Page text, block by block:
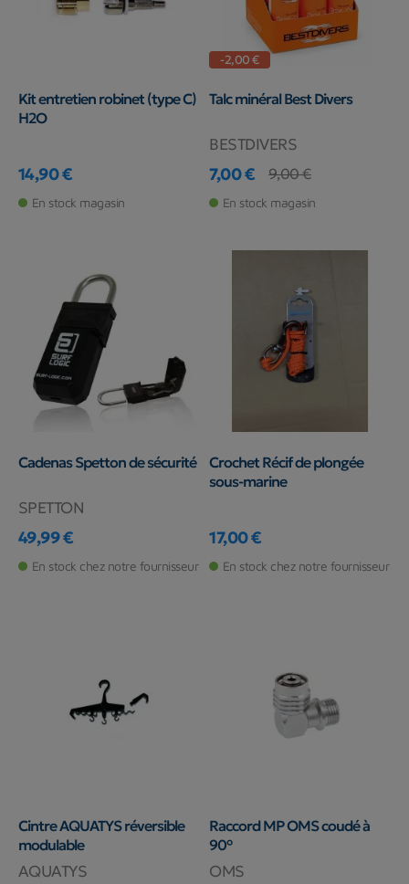
Kit entretien robinet (type C)
H2O
Prix
14,90 €
En stock magasin
-2,00 €
Talc minéral Best Divers
BESTDIVERS
Prix
7,00 €
Prix de base
9,00 €
En stock magasin
Cadenas Spetton de sécurité
SPETTON
Prix
49,99 €
En stock chez notre fournisseur
Crochet Récif de plongée
sous-marine
Prix
17,00 €
En stock chez notre fournisseur
Cintre AQUATYS réversible
modulable
AQUATYS
Raccord MP OMS coudé à
90°
OMS